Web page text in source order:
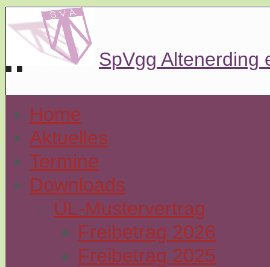
SpVgg Altenerding
Home
Aktuelles
Termine
Downloads
ÜL-Mustervertrag
Freibetrag 2026
Freibetrag 2025